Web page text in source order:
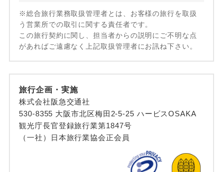
※総合旅行業務取扱管理者とは、お客様の旅行を取扱
う営業所での取引に関する責任者です。
この旅行契約に関し、担当者からの説明にご不明な点
があればご遠慮なく上記取扱管理者にお訊ね下さい。
旅行企画・実施
株式会社阪急交通社
530-8355 大阪市北区梅田2-5-25 ハービスOSAKA
観光庁長官登録旅行業第1847号
（一社）日本旅行業協会正会員